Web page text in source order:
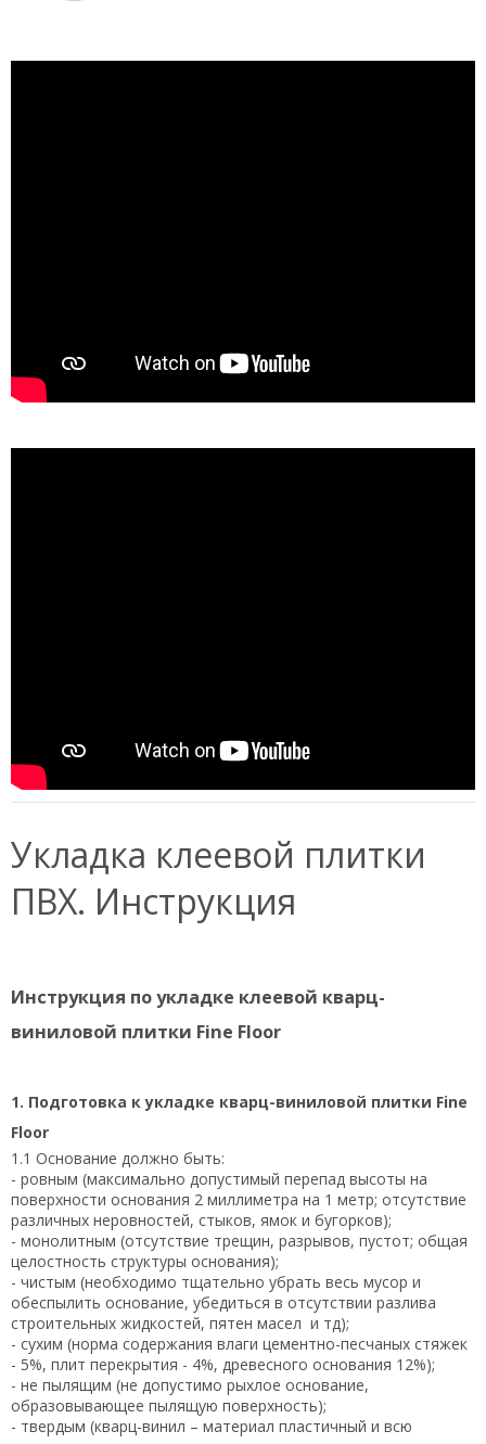
Укладка клеевой плитки
ПВХ. Инструкция
Инструкция по укладке клеевой кварц-
виниловой плитки Fine Floor
1. Подготовка к укладке кварц-виниловой плитки Fine
Floor
1.1 Основание должно быть:
- ровным (максимально допустимый перепад высоты на
поверхности основания 2 миллиметра на 1 метр; отсутствие
различных неровностей, стыков, ямок и бугорков);
- монолитным (отсутствие трещин, разрывов, пустот; общая
целостность структуры основания);
- чистым (необходимо тщательно убрать весь мусор и
обеспылить основание, убедиться в отсутствии разлива
строительных жидкостей, пятен масел и тд);
- сухим (норма содержания влаги цементно-песчаных стяжек
- 5%, плит перекрытия - 4%, древесного основания 12%);
- не пылящим (не допустимо рыхлое основание,
образовывающее пылящую поверхность);
- твердым (кварц-винил – материал пластичный и всю